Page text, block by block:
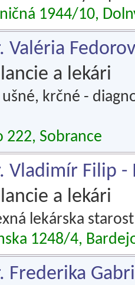
1944/10,
Valéria
a lekári
krčné -
222, Sobrance
Vladimír Filip -
a lekári
lekárska
1248/4,
Frederika